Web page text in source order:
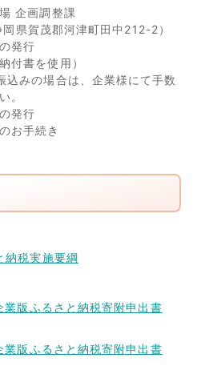
企画調整課
県賀茂郡河津町田中212-2）
発行
付書を使用）
込みの場合は、企業様にて手数
。
発行
お手続き
納税実施要綱
業版ふるさと納税寄附申出書
業版ふるさと納税寄附申出書